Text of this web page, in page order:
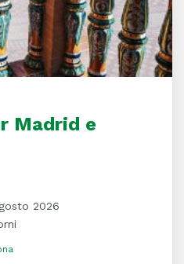
Madrid e
2026